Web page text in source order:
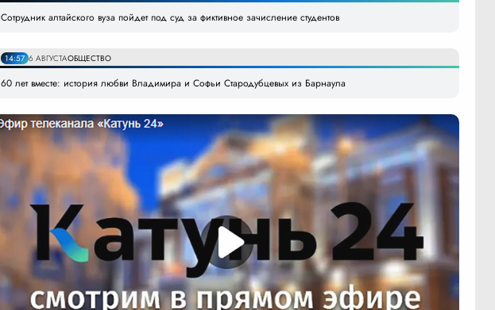
Сотрудник алтайского вуза пойдет под суд за фиктивное зачисление студентов
14:57 6 АВГУСТАОБЩЕСТВО
60 лет вместе: история любви Владимира и Софьи Стародубцевых из Барнаула